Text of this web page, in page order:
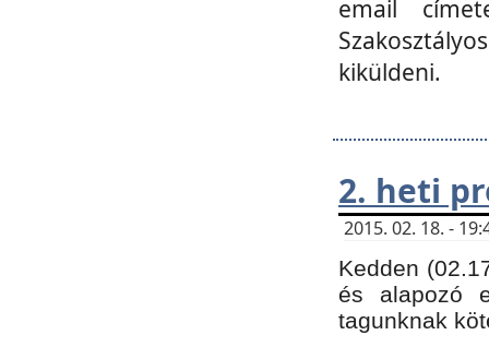
email
kiküldeni.
2. heti
2015. 02. 18. -
Kedden
és alapozó
tagunknak